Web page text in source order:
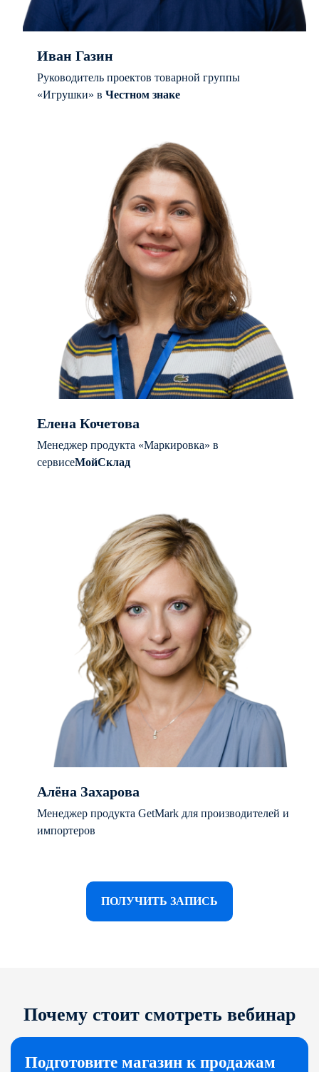
Иван Газин
Руководитель проектов товарной группы
«Игрушки» в Честном знаке
Елена Кочетова
Менеджер продукта «Маркировка» в
сервисеМойСклад
Алёна Захарова
Менеджер продукта GetMark для производителей и
импортеров
ПОЛУЧИТЬ ЗАПИСЬ
Почему стоит смотреть вебинар
Подготовите магазин к продажам